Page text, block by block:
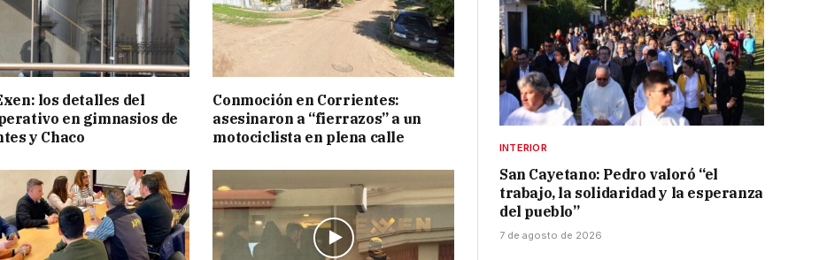
los detalles del
en gimnasios de
y Chaco
Conmoción en Corrientes:
asesinaron a “fierrazos” a un
motociclista en plena calle
INTERIOR
San Cayetano: Pedro valoró “el
trabajo, la solidaridad y la esperanza
del pueblo”
7 de agosto de 2026